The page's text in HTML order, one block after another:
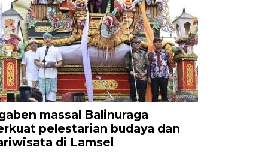
massal Balinuraga
pelestarian budaya dan
di Lamsel